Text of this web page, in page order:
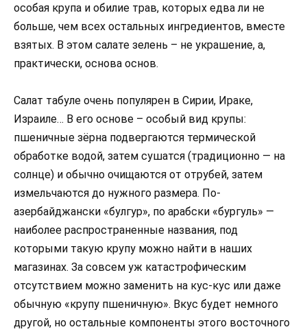
особая крупа и обилие трав, которых едва ли не
больше, чем всех остальных ингредиентов, вместе
взятых. В этом салате зелень – не украшение, а,
практически, основа основ.
Салат табуле очень популярен в Сирии, Ираке,
Израиле… В его основе – особый вид крупы:
пшеничные зёрна подвергаются термической
обработке водой, затем сушатся (традиционно — на
солнце) и обычно очищаются от отрубей, затем
измельчаются до нужного размера. По-
азербайджански «булгур», по арабски «бургуль» —
наиболее распространенные названия, под
которыми такую крупу можно найти в наших
магазинах. За совсем уж катастрофическим
отсутствием можно заменить на кус-кус или даже
обычную «крупу пшеничную». Вкус будет немного
другой, но остальные компоненты этого восточного